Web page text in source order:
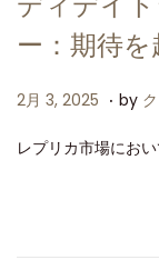
ー：期待
P
s
2月 3, 2025 2
3
. by
レプリカ市場にお